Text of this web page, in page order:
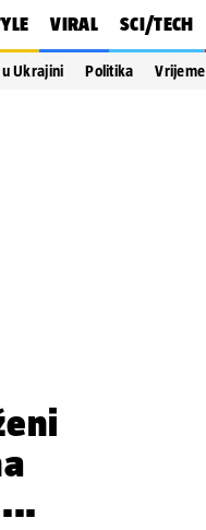
VIRAL SCI/TECH
u Ukrajini Politika Vrijeme